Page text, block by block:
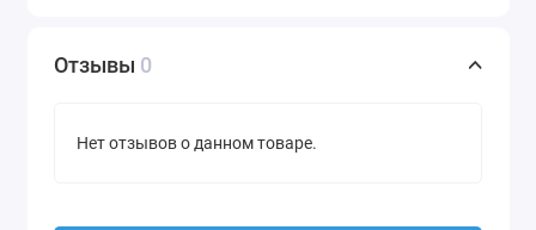
Отзывы 0
Нет отзывов о данном товаре.